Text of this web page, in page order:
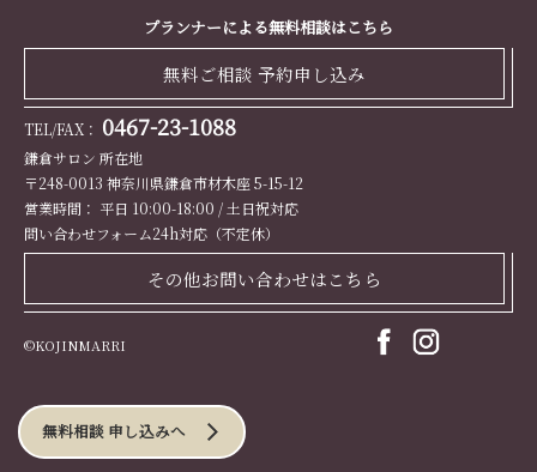
プランナーによる無料相談はこちら
無料ご相談 予約申し込み
TEL/FAX： 0467-23-1088
鎌倉サロン 所在地
〒248-0013 神奈川県鎌倉市材木座 5-15-12
営業時間： 平日 10:00-18:00 / 土日祝対応
問い合わせフォーム24h対応（不定休）
その他お問い合わせはこちら
©KOJINMARRI
無料相談 申し込みへ